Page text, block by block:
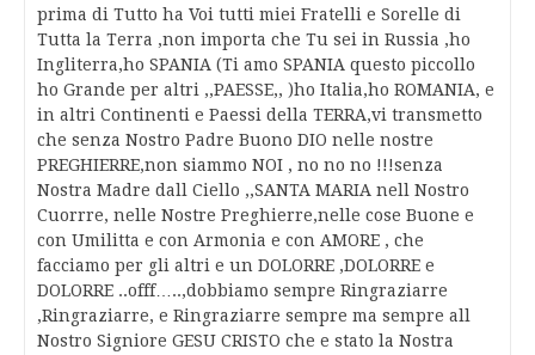
prima di Tutto ha Voi tutti miei Fratelli e Sorelle di
Tutta la Terra ,non importa che Tu sei in Russia ,ho
Ingliterra,ho SPANIA (Ti amo SPANIA questo piccollo
ho Grande per altri ,,PAESSE,, )ho Italia,ho ROMANIA, e
in altri Continenti e Paessi della TERRA,vi transmetto
che senza Nostro Padre Buono DIO nelle nostre
PREGHIERRE,non siammo NOI , no no no !!!senza
Nostra Madre dall Ciello ,,SANTA MARIA nell Nostro
Cuorrre, nelle Nostre Preghierre,nelle cose Buone e
con Umilitta e con Armonia e con AMORE , che
facciamo per gli altri e un DOLORRE ,DOLORRE e
DOLORRE ..offf…..,dobbiamo sempre Ringraziarre
,Ringraziarre, e Ringraziarre sempre ma sempre all
Nostro Signiore GESU CRISTO che e stato la Nostra